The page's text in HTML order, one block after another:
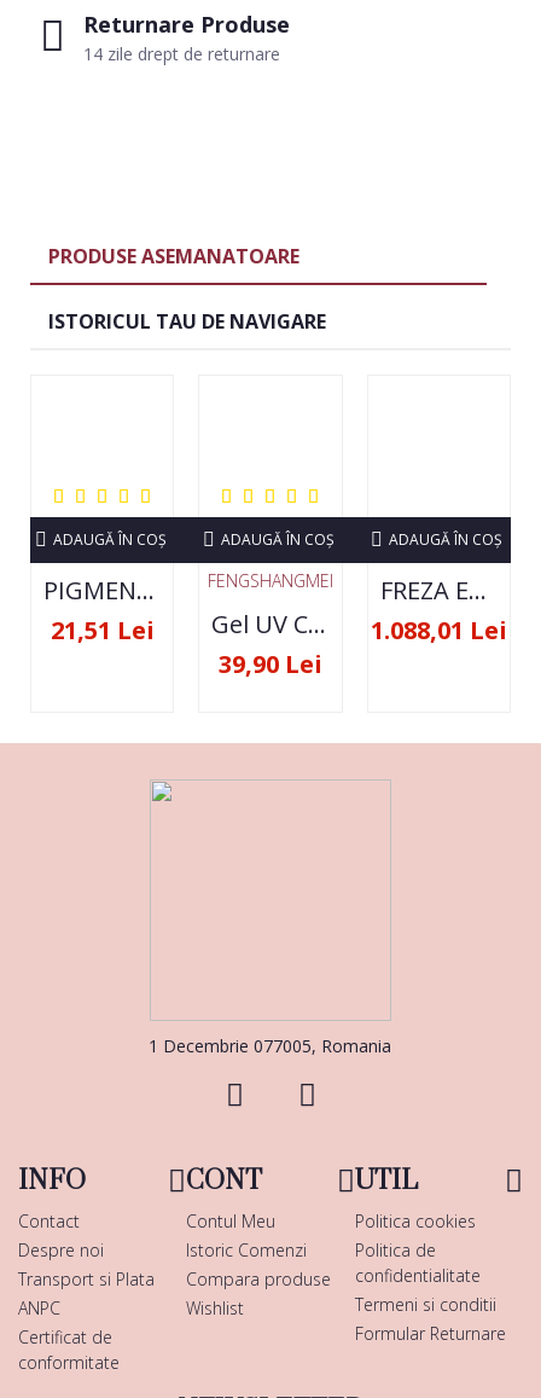
Returnare Produse
14 zile drept de returnare
PRODUSE ASEMANATOARE
ISTORICUL TAU DE NAVIGARE
PIGMENT NEON SET 12 CULORI
21,51 Lei
ADAUGĂ ÎN COŞ
FENGSHANGMEI
Gel UV Constructie FSM 50ML - 07
39,90 Lei
ADAUGĂ ÎN COŞ
FREZA ELECTRICA STRONG 210 35000 RPM- ORIGINALA
1.088,01 Lei
ADAUGĂ ÎN COŞ
1 Decembrie 077005, Romania
INFO
Contact
Despre noi
Transport si Plata
ANPC
Certificat de
conformitate
CONT
Contul Meu
Istoric Comenzi
Compara produse
Wishlist
UTIL
Politica cookies
Politica de
confidentialitate
Termeni si conditii
Formular Returnare